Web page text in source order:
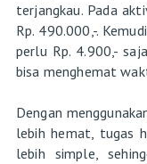
terjangkau. Pada
Rp. 490.000,-.
perlu Rp. 4.900,-
bisa menghemat
Dengan
lebih hemat, tugas
lebih simple,